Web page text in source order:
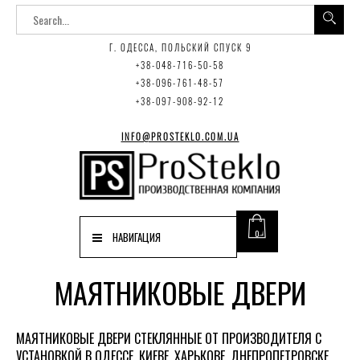
Г. ОДЕССА, ПОЛЬСКИЙ СПУСК 9
+38-048-716-50-58
+38-096-761-48-57
+38-097-908-92-12
INFO@PROSTEKLO.COM.UA
0
НАВИГАЦИЯ
МАЯТНИКОВЫЕ ДВЕРИ
МАЯТНИКОВЫЕ ДВЕРИ СТЕКЛЯННЫЕ ОТ ПРОИЗВОДИТЕЛЯ С
УСТАНОВКОЙ В ОДЕССЕ, КИЕВЕ, ХАРЬКОВЕ, ДНЕПРОПЕТРОВСКЕ